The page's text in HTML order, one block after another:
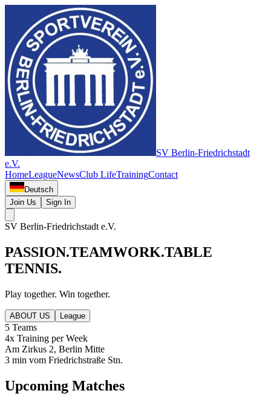
SV Berlin-Friedrichstadt
e.V.
HomeLeagueNewsClub LifeTrainingContact
Deutsch
Join Us
Sign In
SV Berlin-Friedrichstadt e.V.
PASSION.TEAMWORK.TABLE
TENNIS.
Play together. Win together.
ABOUT US League
5 Teams
4x Training per Week
Am Zirkus 2, Berlin Mitte
3 min vom Friedrichstraße Stn.
Upcoming Matches